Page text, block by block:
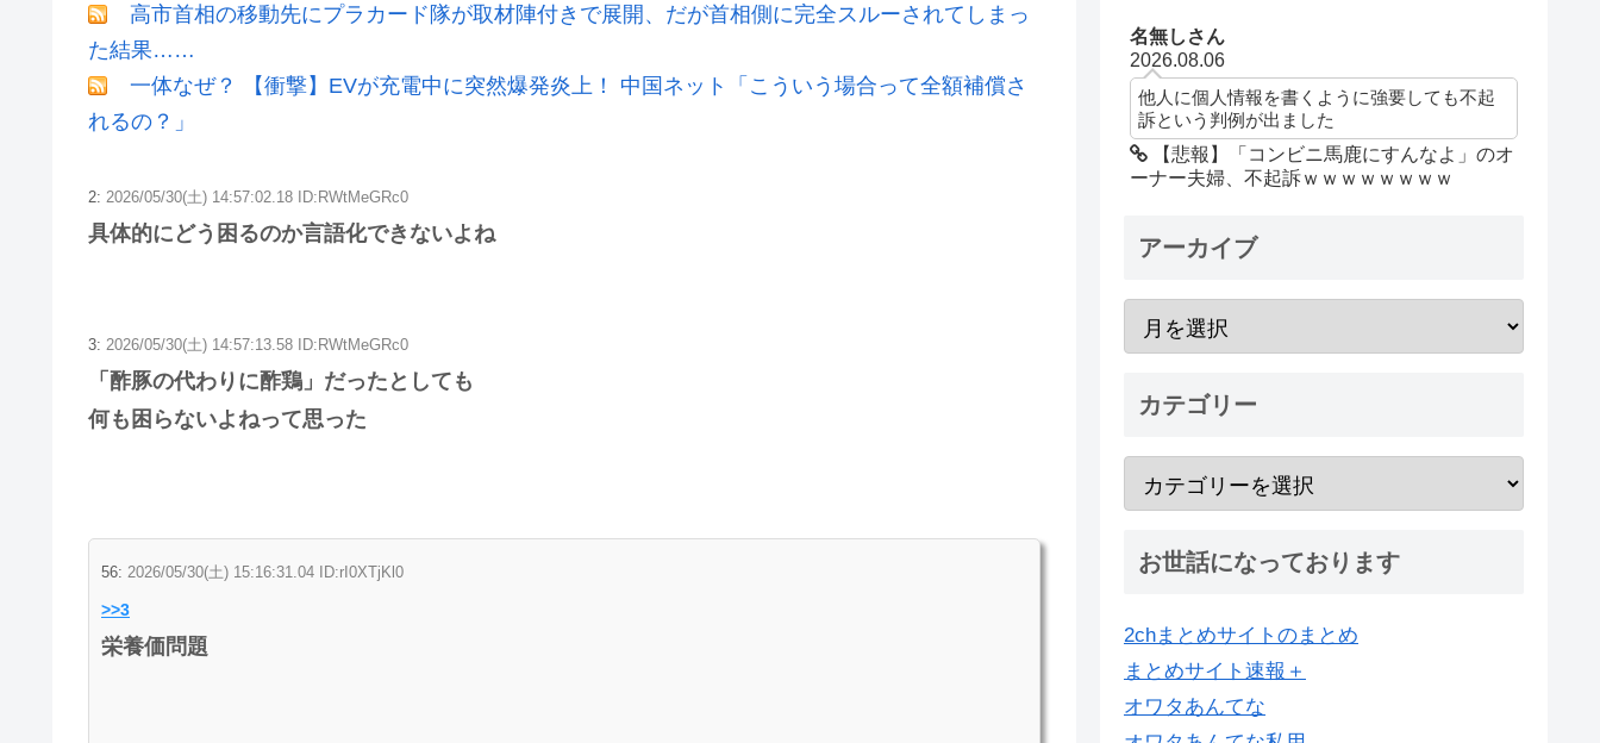
高市首相の移動先にプラカード隊が取材陣付きで展開、だが首相側に完全スルーされてしまっ
た結果……
一体なぜ？ 【衝撃】EVが充電中に突然爆発炎上！ 中国ネット「こういう場合って全額補償さ
れるの？」
2: 2026/05/30(土) 14:57:02.18 ID:RWtMeGRc0
具体的にどう困るのか言語化できないよね
3: 2026/05/30(土) 14:57:13.58 ID:RWtMeGRc0
「酢豚の代わりに酢鶏」だったとしても
何も困らないよねって思った
56: 2026/05/30(土) 15:16:31.04 ID:rI0XTjKl0
>>3
栄養価問題
名無しさん
2026.08.06
他人に個人情報を書くように強要しても不起
訴という判例が出ました
【悲報】「コンビニ馬鹿にすんなよ」のオ
ーナー夫婦、不起訴ｗｗｗｗｗｗｗｗ
アーカイブ
カテゴリー
お世話になっております
2chまとめサイトのまとめ
まとめサイト速報＋
オワタあんてな